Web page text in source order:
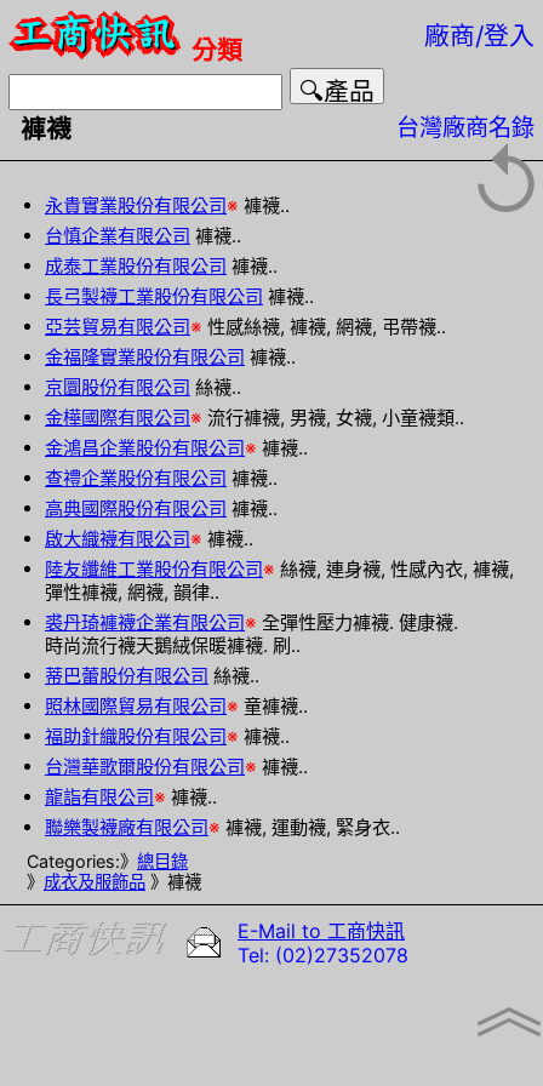
分類 廠商/登入
褲襪 台灣廠商名錄
永貴實業股份有限公司※ 褲襪..
台慎企業有限公司 褲襪..
成泰工業股份有限公司 褲襪..
長弓製襪工業股份有限公司 褲襪..
亞芸貿易有限公司※ 性感絲襪, 褲襪, 網襪, 弔帶襪..
金福隆實業股份有限公司 褲襪..
京圜股份有限公司 絲襪..
金樺國際有限公司※ 流行褲襪, 男襪, 女襪, 小童襪類..
金鴻昌企業股份有限公司※ 褲襪..
查禮企業股份有限公司 褲襪..
高典國際股份有限公司 褲襪..
啟大織襪有限公司※ 褲襪..
陸友纖維工業股份有限公司※ 絲襪, 連身襪, 性感內衣, 褲襪,
彈性褲襪, 網襪, 韻律..
裘丹琦褲襪企業有限公司※ 全彈性壓力褲襪. 健康襪.
時尚流行襪天鵝絨保暖褲襪. 刷..
蒂巴蕾股份有限公司 絲襪..
照林國際貿易有限公司※ 童褲襪..
福助針織股份有限公司※ 褲襪..
台灣華歌爾股份有限公司※ 褲襪..
龍詣有限公司※ 褲襪..
聯樂製襪廠有限公司※ 褲襪, 運動襪, 緊身衣..
Categories:》 總目錄
》 成衣及服飾品 》褲襪
E-Mail to 工商快訊
Tel: (02)27352078
︽
↺